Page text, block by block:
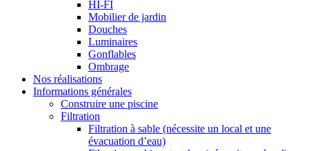
HI-FI
Mobilier de jardin
Douches
Luminaires
Gonflables
Ombrage
Nos réalisations
Informations générales
Construire une piscine
Filtration
Filtration à sable (nécessite un local et une
évacuation d’eau)